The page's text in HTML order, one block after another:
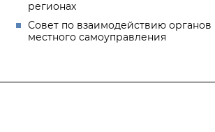
регионах
Совет по взаимодействию органов
местного самоуправления